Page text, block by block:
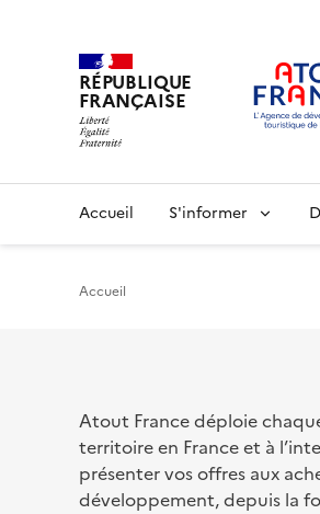
principal
RÉPUBLIQUE
FRANÇAISE
Main
Accueil S'informer
Accueil
Atout France déploie
territoire en France et à
présenter vos offres aux
développement, depuis la